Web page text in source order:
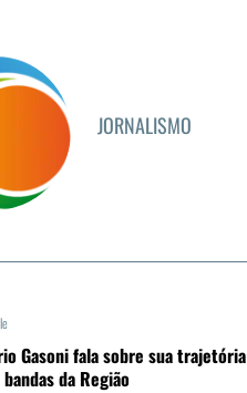
JORNALISMO
Gasoni fala sobre sua trajetória
da Região